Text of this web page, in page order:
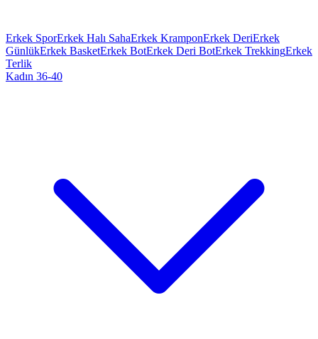
Erkek SporErkek Halı SahaErkek KramponErkek DeriErkek
GünlükErkek BasketErkek BotErkek Deri BotErkek TrekkingErkek
Terlik
Kadın 36-40